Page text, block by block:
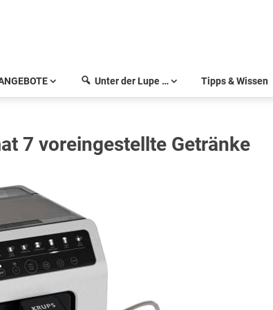
Unter der Lupe … Tipps & Wissen
7 voreingestellte Getränke